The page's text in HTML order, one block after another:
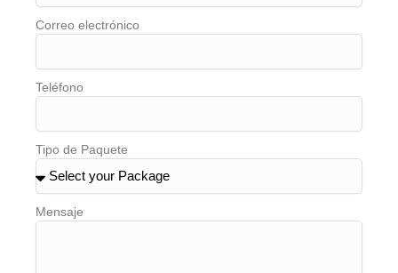
Correo electrónico
Teléfono
Tipo de Paquete
Mensaje